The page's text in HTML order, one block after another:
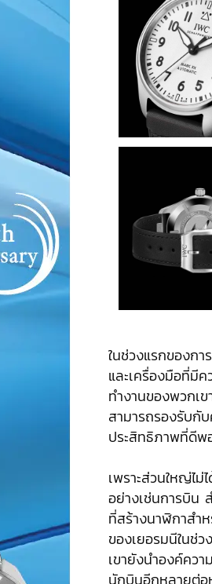
ในช่วงแรกของก
และเครื่องมือที่มี
ทำงานของพวกเ
สามารถรองรับกั
ประสิทธิภาพที่ดีพ
เพราะส่วนใหญ่ไม่
อย่างเช่นการบิน
ที่สร้างนาฬิกาสำ
ของเยอรมนีในช่
เขายังนำองค์คว
นักบินอีกหลายต่อ